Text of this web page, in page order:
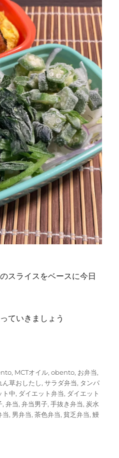
スライスをベースに今日
ていきましょう
, MCTオイル,obento, お弁当,
ん草おしたし,サラダ弁当, タンパ
ト中, ダイエット弁当, ダイエット
,弁当,弁当男子,手抜き弁当,炭水
当, 男弁当,茶色弁当,貧乏弁当,鰻